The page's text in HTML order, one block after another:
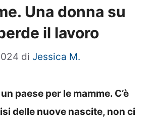
Una donna su
il lavoro
di Jessica M.
paese per le mamme. C’è
delle nuove nascite, non ci